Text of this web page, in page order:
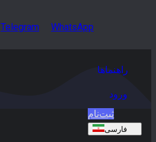
Telegram WhatsApp
راهنماها
ورود
ثبت‌نام
فارسی